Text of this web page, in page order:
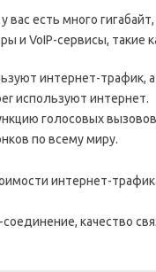
есть много
и VoIP-сервисы, такие
интернет-трафик,
используют интернет.
голосовых
по всему миру.
интернет-
качество